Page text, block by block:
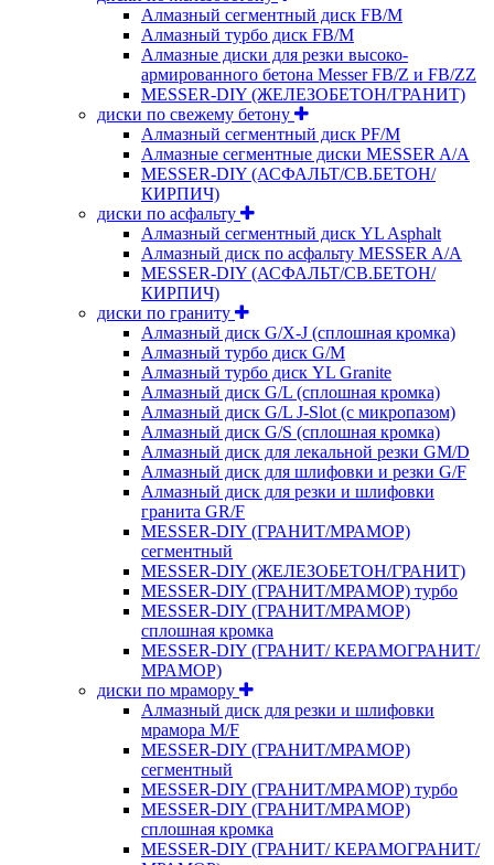
Алмазный сегментный диск FB/M
Алмазный турбо диск FB/M
Алмазные диски для резки высоко-
армированного бетона Messer FB/Z и FB/ZZ
MESSER-DIY (ЖЕЛЕЗОБЕТОН/ГРАНИТ)
диски по свежему бетону
Алмазный сегментный диск PF/M
Алмазные сегментные диски MESSER A/A
MESSER-DIY (АСФАЛЬТ/СВ.БЕТОН/
КИРПИЧ)
диски по асфальту
Алмазный сегментный диск YL Asphalt
Алмазный диск по асфальту MESSER A/A
MESSER-DIY (АСФАЛЬТ/СВ.БЕТОН/
КИРПИЧ)
диски по граниту
Алмазный диск G/X-J (сплошная кромка)
Алмазный турбо диск G/M
Алмазный турбо диск YL Granite
Алмазный диск G/L (сплошная кромка)
Алмазный диск G/L J-Slot (с микропазом)
Алмазный диск G/S (сплошная кромка)
Алмазный диск для лекальной резки GM/D
Алмазный диск для шлифовки и резки G/F
Алмазный диск для резки и шлифовки
гранита GR/F
MESSER-DIY (ГРАНИТ/МРАМОР)
сегментный
MESSER-DIY (ЖЕЛЕЗОБЕТОН/ГРАНИТ)
MESSER-DIY (ГРАНИТ/МРАМОР) турбо
MESSER-DIY (ГРАНИТ/МРАМОР)
сплошная кромка
MESSER-DIY (ГРАНИТ/ КЕРАМОГРАНИТ/
МРАМОР)
диски по мрамору
Алмазный диск для резки и шлифовки
мрамора M/F
MESSER-DIY (ГРАНИТ/МРАМОР)
сегментный
MESSER-DIY (ГРАНИТ/МРАМОР) турбо
MESSER-DIY (ГРАНИТ/МРАМОР)
сплошная кромка
MESSER-DIY (ГРАНИТ/ КЕРАМОГРАНИТ/